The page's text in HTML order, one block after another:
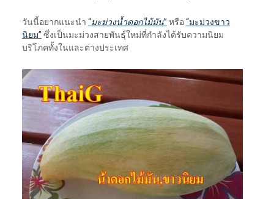
วันนี้อยากแนะนำ “มะม่วงน้ำดอกไม้มัน” หรือ“มะม่วงขาว
นิยม” ซึ่งเป็นมะม่วงสายพันธุ์ใหม่ที่กำลังได้รับความนิยม
บริโภคทั้งในและต่างประเทศ